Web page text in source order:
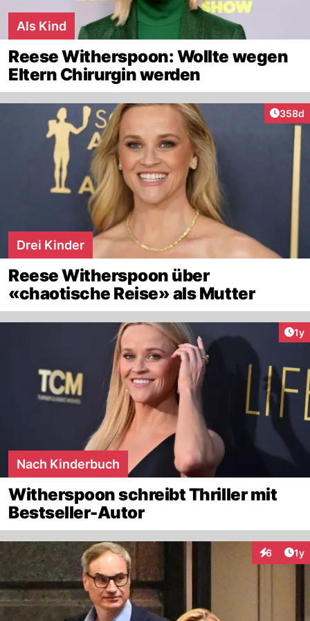
Als Kind
Reese Witherspoon: Wollte wegen
Eltern Chirurgin werden
358d
Drei Kinder
Reese Witherspoon über
«chaotische Reise» als Mutter
1y
Nach Kinderbuch
Witherspoon schreibt Thriller mit
Bestseller-Autor
6 1y